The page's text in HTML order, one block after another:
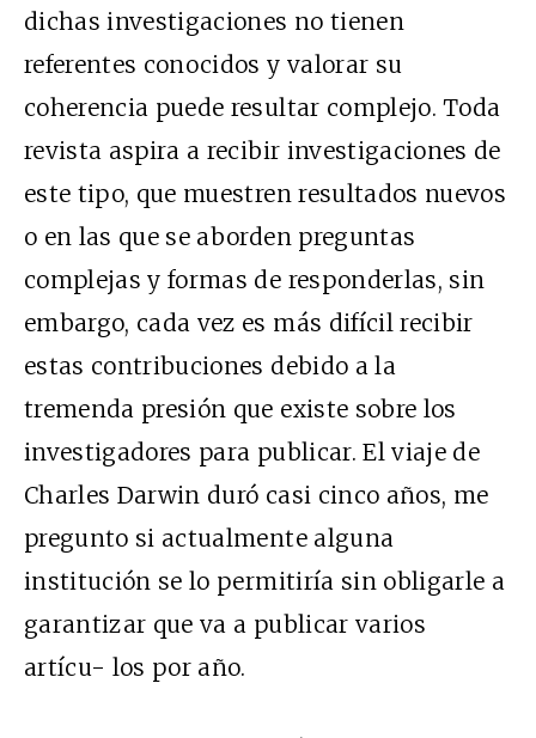
dichas investigaciones no tienen
referentes conocidos y valorar su
coherencia puede resultar complejo. Toda
revista aspira a recibir investigaciones de
este tipo, que muestren resultados nuevos
o en las que se aborden preguntas
complejas y formas de responderlas, sin
embargo, cada vez es más difícil recibir
estas contribuciones debido a la
tremenda presión que existe sobre los
investigadores para publicar. El viaje de
Charles Darwin duró casi cinco años, me
pregunto si actualmente alguna
institución se lo permitiría sin obligarle a
garantizar que va a publicar varios
artícu- los por año.